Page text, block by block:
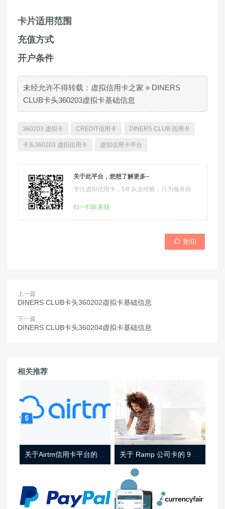
卡片适用范围
充值方式
开户条件
未经允许不得转载： 虚拟信用卡之家 » DINERS
CLUB卡头360203虚拟卡基础信息
360203 虚拟卡 CREDIT信用卡 DINERS CLUB 信用卡
卡头360203 虚拟信用卡 虚拟信用卡平台
关于此平台，您想了解更多~
专注虚拟信用卡，5年从业经验，只为服务你
扫一扫联系我
 赞(0)
上一篇
DINERS CLUB卡头360202虚拟卡基础信息
下一篇
DINERS CLUB卡头360204虚拟卡基础信息
相关推荐